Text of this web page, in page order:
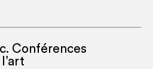
Conférences